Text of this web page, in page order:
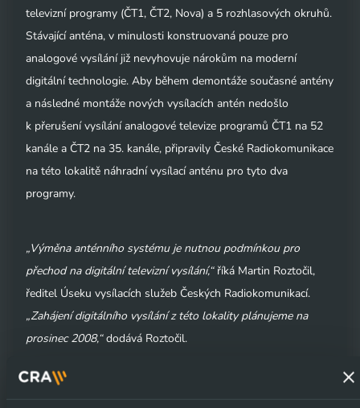
televizní programy (ČT1, ČT2, Nova) a 5 rozhlasových okruhů.
Stávající anténa, v minulosti konstruovaná pouze pro
analogové vysílání již nevyhovuje nárokům na moderní
digitální technologie. Aby během demontáže současné antény
a následné montáže nových vysílacích antén nedošlo
k přerušení vysílání analogové televize programů ČT1 na 52
kanále a ČT2 na 35. kanále, připravily České Radiokomunikace
na této lokalitě náhradní vysílací anténu pro tyto dva
programy.
„Výměna anténního systému je nutnou podmínkou pro
přechod na digitální televizní vysílání,“říká Martin Roztočil,
ředitel Úseku vysílacích služeb Českých Radiokomunikací.
„Zahájení digitálního vysílání z této lokality plánujeme na
prosinec 2008,“dodává Roztočil.